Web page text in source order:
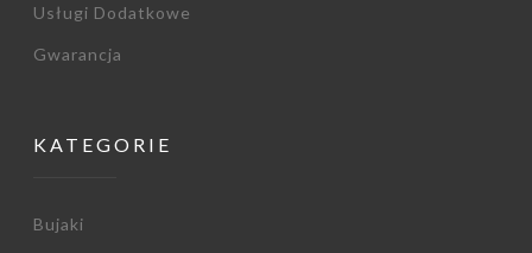
Usługi Dodatkowe
Gwarancja
KATEGORIE
Bujaki